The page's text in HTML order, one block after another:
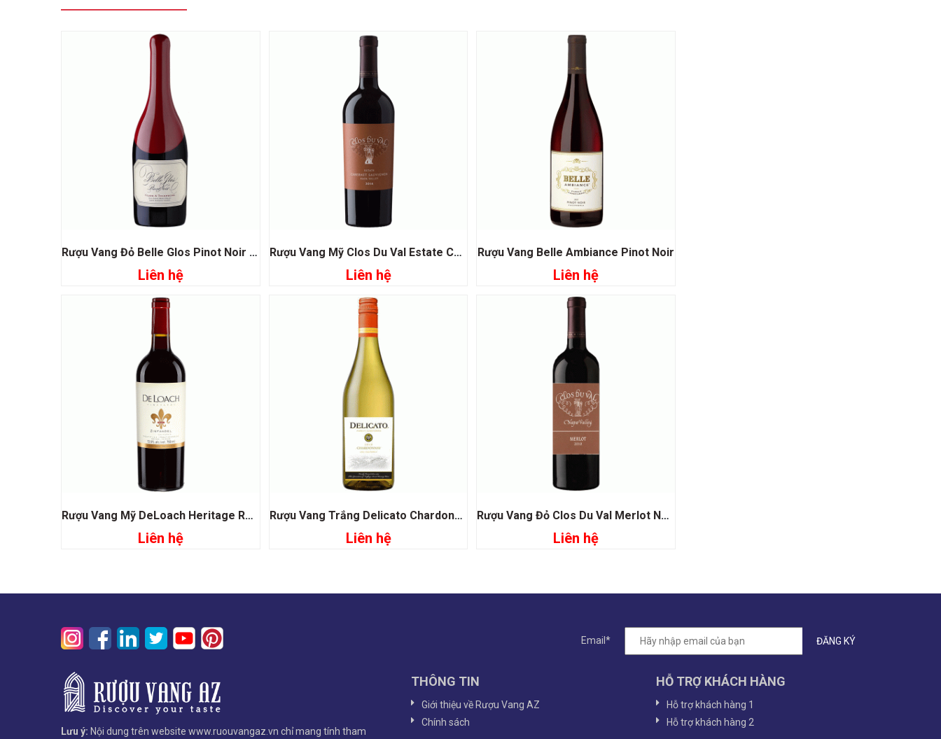
Đọc tiếp
Rượu Vang Đỏ Belle Glos Pinot Noir Clark & Telephone
Liên hệ
Đọc tiếp
Rượu Vang Mỹ Clos Du Val Estate Cabernet Sauvignon
Liên hệ
Đọc tiếp
Rượu Vang Belle Ambiance Pinot Noir
Liên hệ
Đọc tiếp
Rượu Vang Mỹ DeLoach Heritage Reserve Zinfandel
Liên hệ
Đọc tiếp
Rượu Vang Trắng Delicato Chardonnay
Liên hệ
Đọc tiếp
Rượu Vang Đỏ Clos Du Val Merlot Napa Valley
Liên hệ
Lưu ý: Nội dung trên website www.ruouvangaz.vn chỉ mang tính tham
Email*
THÔNG TIN
Giới thiệu về Rượu Vang AZ
Chính sách
HỖ TRỢ KHÁCH HÀNG
Hỗ trợ khách hàng 1
Hỗ trợ khách hàng 2